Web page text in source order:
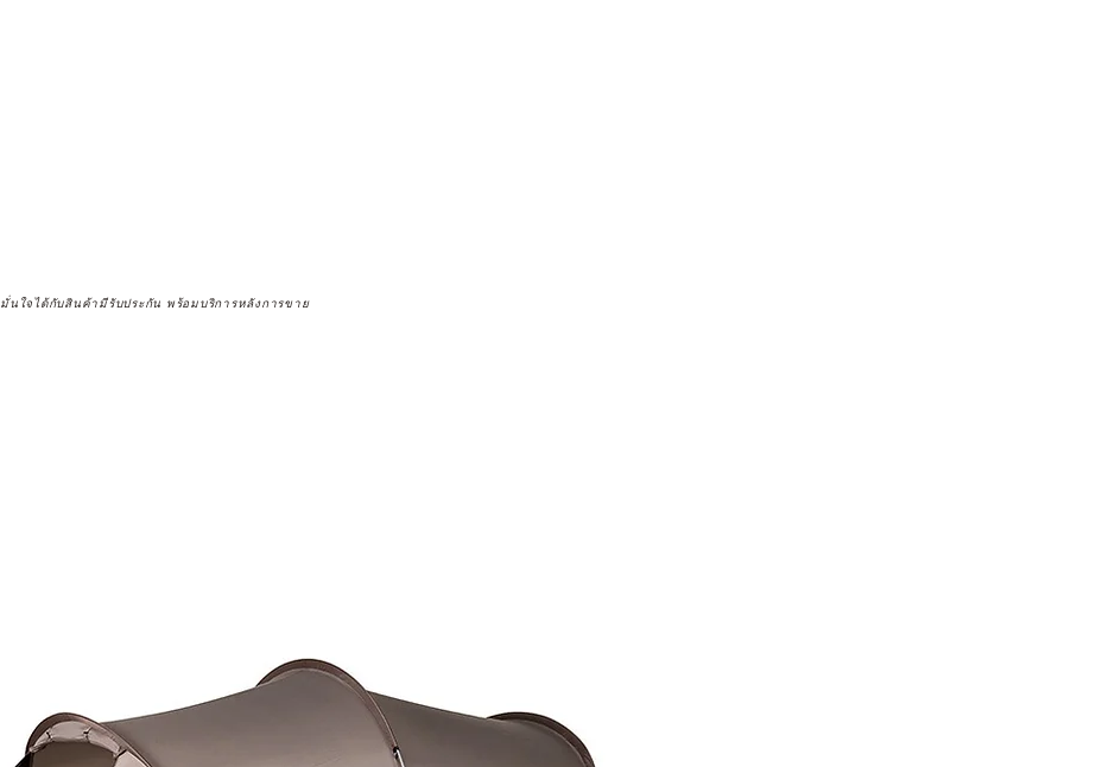
มั่นใจได้กับสินค้ามีรับประกัน พร้อมบริการหลังการขาย